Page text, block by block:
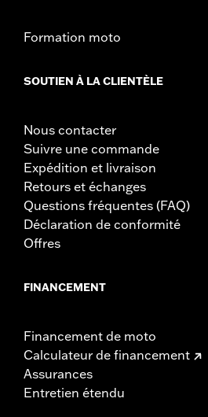
Formation moto
SOUTIEN À LA CLIENTÈLE
Nous contacter
Suivre une commande
Expédition et livraison
Retours et échanges
Questions fréquentes (FAQ)
Déclaration de conformité
Offres
FINANCEMENT
Financement de moto
Calculateur de financement
Assurances
Entretien étendu